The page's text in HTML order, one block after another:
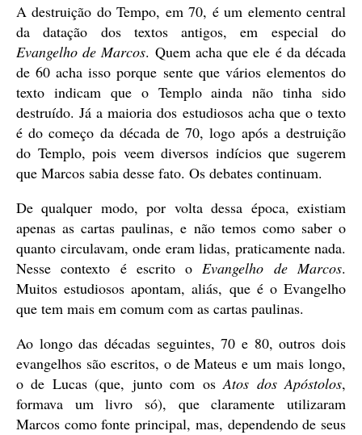
A destruição do Tempo, em 70, é um elemento central
da datação dos textos antigos, em especial do
Evangelho de Marcos. Quem acha que ele é da década
de 60 acha isso porque sente que vários elementos do
texto indicam que o Templo ainda não tinha sido
destruído. Já a maioria dos estudiosos acha que o texto
é do começo da década de 70, logo após a destruição
do Templo, pois veem diversos indícios que sugerem
que Marcos sabia desse fato. Os debates continuam.
De qualquer modo, por volta dessa época, existiam
apenas as cartas paulinas, e não temos como saber o
quanto circulavam, onde eram lidas, praticamente nada.
Nesse contexto é escrito oEvangelho de Marcos.
Muitos estudiosos apontam, aliás, que é o Evangelho
que tem mais em comum com as cartas paulinas.
Ao longo das décadas seguintes, 70 e 80, outros dois
evangelhos são escritos, o de Mateus e um mais longo,
o de Lucas (que, junto com osAtos dos Apóstolos,
formava um livro só), que claramente utilizaram
Marcos como fonte principal, mas, dependendo de seus